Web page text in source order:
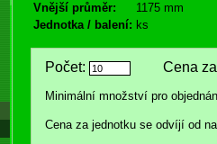
Vnější průměr:
1175 mm
Jednotka / balení: ks
Počet: Cena za
Minimální množství pro
Cena za jednotku se odvíjí od